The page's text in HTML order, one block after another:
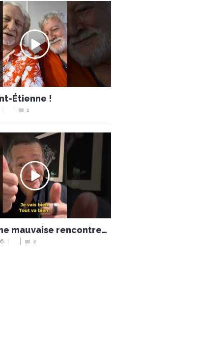
Étienne !
1
mauvaise rencontre…
2